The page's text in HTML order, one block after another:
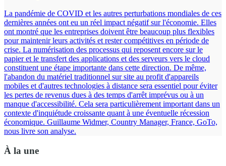
La pandémie de COVID et les autres perturbations mondiales de ces
dernières années ont eu un réel impact négatif sur l'économie. Elles
ont montré que les entreprises doivent être beaucoup plus flexibles
pour maintenir leurs activités et rester compétitives en période de
crise. La numérisation des processus qui reposent encore sur le
papier et le transfert des applications et des serveurs vers le cloud
constituent une étape importante dans cette direction. De même,
l'abandon du matériel traditionnel sur site au profit d'appareils
mobiles et d'autres technologies à distance sera essentiel pour éviter
les pertes de revenus dues à des temps d'arrêt imprévus ou à un
manque d'accessibilité. Cela sera particulièrement important dans un
contexte d'inquiétude croissante quant à une éventuelle récession
économique. Guillaume Widmer, Country Manager, France, GoTo,
nous livre son analyse.
À la une